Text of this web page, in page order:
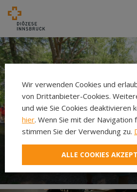
Neuer Pilgerweg
Laudato si’
Wir verwenden Cookies und
von Drittanbieter-Cookies.
und wie Sie Cookies deaktivieren
hier. Wenn Sie mit der Navigation
stimmen Sie der Verwendung zu.
ALLE COOKIES